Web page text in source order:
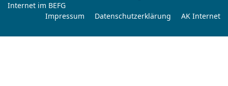
Internet im BEFG
Impressum
Datenschutzerklärung AK Internet